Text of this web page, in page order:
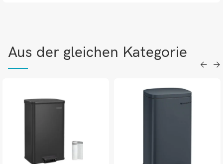
Aus der gleichen Kategorie